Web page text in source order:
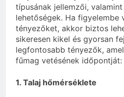
típusának jellemzői,
lehetőségek. Ha figyelembe
tényezőket, akkor biztos
sikeresen kikel és gyorsan
legfontosabb tényezők,
fűmag vetésének időpontját:
1. Talaj hőmérséklete